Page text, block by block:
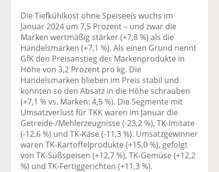
Die Tiefkühlkost ohne Speiseeis wuchs im
Januar 2024 um 7,5 Prozent – und zwar die
Marken wertmäßig stärker (+7,8 %) als die
Handelsmarken (+7,1 %). Als einen Grund nennt
GfK den Preisanstieg der Markenprodukte in
Höhe von 3,2 Prozent pro kg. Die
Handelsmarken blieben im Preis stabil und
konnten so den Absatz in die Höhe schrauben
(+7,1 % vs. Marken: 4,5 %). Die Segmente mit
Umsatzverlust für TKK waren im Januar die
Getreide-/Mehlerzeugnisse (-23,2 %), TK-Imitate
(-12,6 %) und TK-Käse (-11,3 %). Umsatzgewinner
waren TK-Kartoffelprodukte (+15,0 %), gefolgt
von TK-Süßspeisen (+12,7 %), TK-Gemüse (+12,2
%) und TK-Fertiggerichten (+11,3 %).